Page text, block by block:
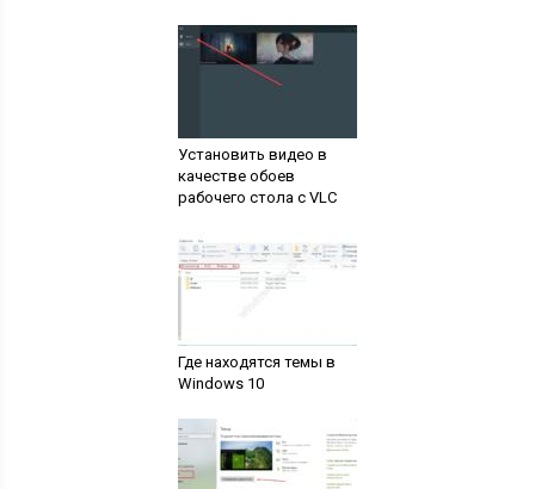
Установить видео в
качестве обоев
рабочего стола с VLC
Где находятся темы в
Windows 10